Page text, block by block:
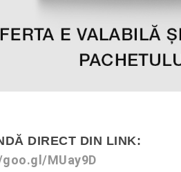
DIRECT DIN LINK:
MUay9D